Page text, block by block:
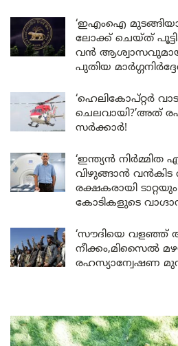
‘ഇഎംഐ
ലോക്ക് ചെയ്ത്
വൻ
പുതിയ
‘ഹെലികോപ്റ്റർ
ചെലവായി?’അത്
സർക്കാർ!
‘ഇന്ത്യൻ
വിഴുങ്ങാൻ വൻകിട
രക്ഷകരായി
കോടികളുടെ
‘സൗദിയെ വളഞ്ഞ്
നീക്കം,മിസൈൽ
രഹസ്യാന്വേഷണ